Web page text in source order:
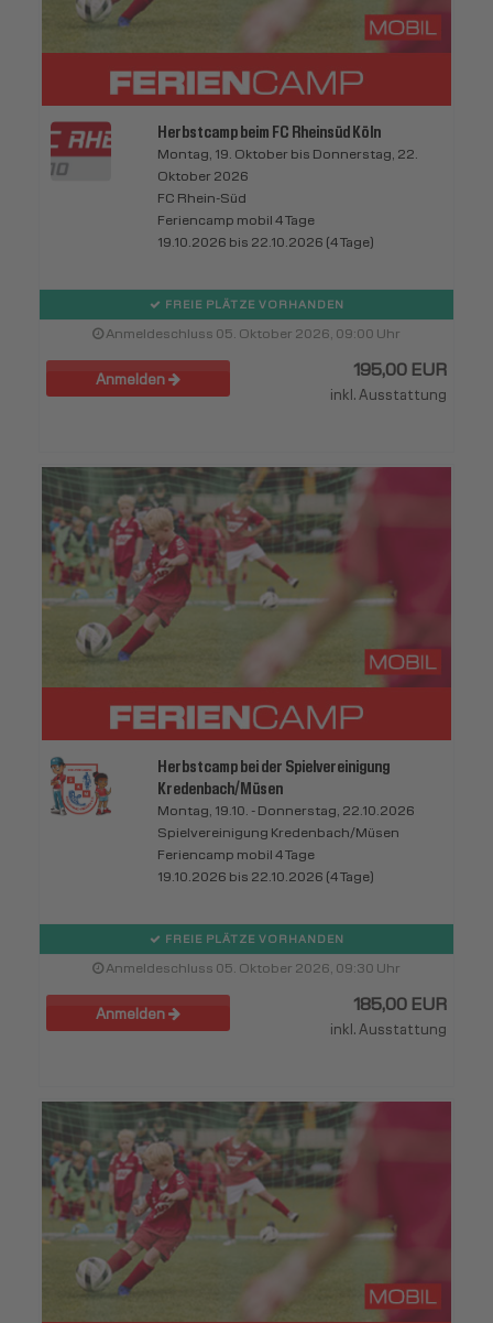
Herbstcamp beim FC Rheinsüd Köln
Montag, 19. Oktober bis Donnerstag, 22.
Oktober 2026
FC Rhein-Süd
Feriencamp mobil 4 Tage
19.10.2026 bis 22.10.2026 (4 Tage)
FREIE PLÄTZE VORHANDEN
Anmeldeschluss 05. Oktober 2026, 09:00 Uhr
Anmelden 195,00 EUR
inkl. Ausstattung
Herbstcamp bei der Spielvereinigung
Kredenbach/Müsen
Montag, 19.10. - Donnerstag, 22.10.2026
Spielvereinigung Kredenbach/Müsen
Feriencamp mobil 4 Tage
19.10.2026 bis 22.10.2026 (4 Tage)
FREIE PLÄTZE VORHANDEN
Anmeldeschluss 05. Oktober 2026, 09:30 Uhr
Anmelden 185,00 EUR
inkl. Ausstattung